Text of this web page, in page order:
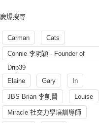
慶爆搜尋
Carman Cats
Connie 李玥穎 - Founder of
Drip39
Elaine
Gary In
JBS Brian 李凱賢 Louise
Miracle 社交力學培訓導師